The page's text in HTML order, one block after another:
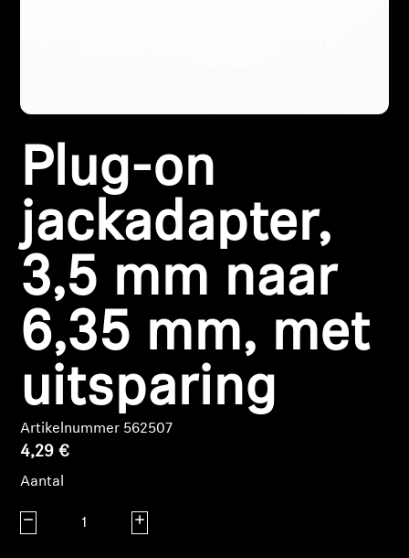
Gehoor per categorie
TV-koptelefoons voor gehoorondersteuning
Gehoorbronnen
Originele gehooronderdelengehoor en accessoires
Soundbars
AMBEO soundbars en Subs
AMBEO-onderdelen en accessoires
Plug-on
jackadapter,
3,5 mm naar
6,35 mm, met
uitsparing
Artikelnummer 562507
4,29 €
Aantal
Aantal verlagen Aantal verhogen